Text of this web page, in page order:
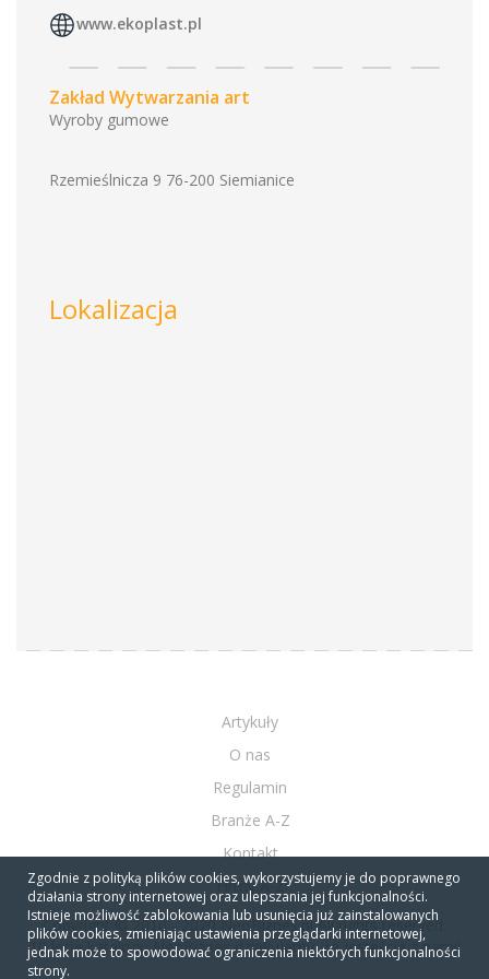
Zgodnie z polityką plików cookies, wykorzystujemy je do poprawnego
działania strony internetowej oraz ulepszania jej funkcjonalności.
Istnieje możliwość zablokowania lub usunięcia już zainstalowanych
plików cookies, zmieniając ustawienia przeglądarki internetowej,
jednak może to spowodować ograniczenia niektórych funkcjonalności
strony.
www.ekoplast.pl
Zakład Wytwarzania art
Wyroby gumowe
Rzemieślnicza 9 76-200 Siemianice
Lokalizacja
Artykuły
O nas
Regulamin
Branże A-Z
Kontakt
Firmy A-Z
Copyright © 2010 - 2020 NeoBiznes.pl All rights reserved.
10 lecie katalogu NeoBiznes dziękujemy, że jesteście z nami!